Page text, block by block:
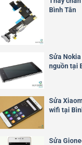
Bình Tân
Sửa
nguồn tại
Sửa
wifi tại
Sửa